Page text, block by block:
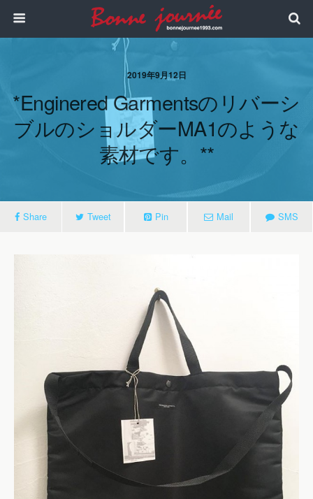
2019年9月12日
*enginered Garmentsのリバーシ
ブルのショルダーMA1のような
素材です。**
Share Tweet Pin Mail SMS